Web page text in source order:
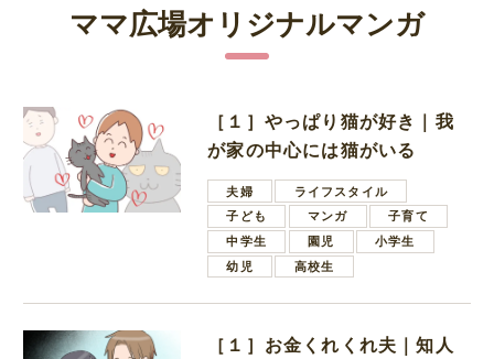
ママ広場オリジナルマンガ
［１］やっぱり猫が好き｜我
が家の中心には猫がいる
夫婦
ライフスタイル
子ども
マンガ
子育て
中学生
園児
小学生
幼児
高校生
［１］お金くれくれ夫｜知人